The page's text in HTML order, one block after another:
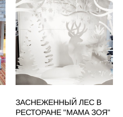
ЗАСНЕЖЕННЫЙ ЛЕС В
РЕСТОРАНЕ "МАМА ЗОЯ"